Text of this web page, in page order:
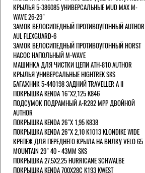
КРЫЛЬЯ 5-386085 УНИВЕРСАЛЬНЫЕ MUD MAX M-
WAVE 26-29"
ЗАМОК ВЕЛОСИПЕДНЫЙ ПРОТИВОУГОННЫЙ AUTHOR
AUL FLEXGUARD-6
ЗАМОК ВЕЛОСИПЕДНЫЙ ПРОТИВОУГОННЫЙ HORST
НАСОС НАПОЛЬНЫЙ M-WAVE
МАШИНКА ДЛЯ ЧИСТКИ ЦЕПИ ATH-810 AUTHOR
КРЫЛЬЯ УНИВЕРСАЛЬНЫЕ HIGHTREK SKS
БАГАЖНИК 5-440198 ЗАДНИЙ TRAVELLER A II
ПОКРЫШКА KENDA 16"Х2,125 K846
ПОДСУМОК ПОДРАМНЫЙ A-R282 MPP ДВОЙНОЙ
AUTHOR
ПОКРЫШКА KENDA 26"Х 1,95 K838
ПОКРЫШКА KENDA 26"Х 2,10 K1013 KLONDIKE WIDE
КРЕПЕЖ ДЛЯ ПЕРЕДНЕГО КРЫЛА НА ВИЛКУ VELO 65
MOUNTAIN 29" 40 - 43ММ SKS
ПОКРЫШКА 27.5X2.25 HURRICANE SCHWALBE
ПОКРЫШКА KENDA 700Х28С K193 KWEST